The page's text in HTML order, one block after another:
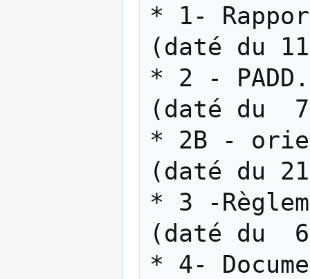
* 1-
(daté du
* 2 -
(daté du
* 2B -
(daté du
* 3 -
(daté du
* 4-